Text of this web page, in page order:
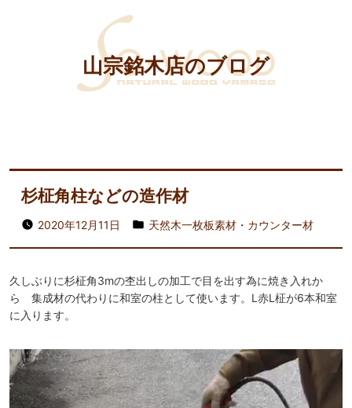
山宗銘木店のブログ
杉柾角柱などの造作材
2020年12月11日 天然木一枚板素材・カウンター材
久しぶりに杉柾角3mの杢出しの加工で目を出す為に焼き入れか
ら 集成材の代わりに和室の柱として使います。L赤Ⅼ柾が6本和室
に入ります。